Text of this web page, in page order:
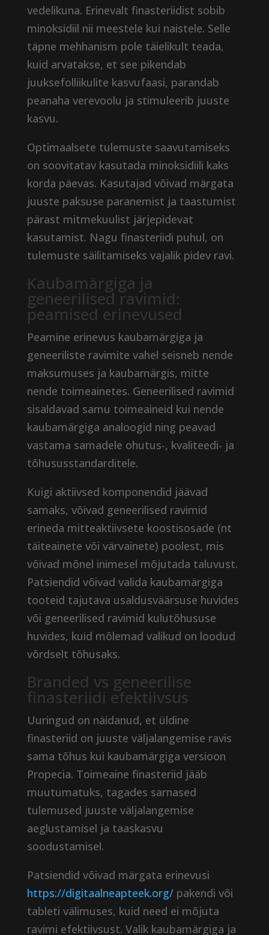
vedelikuna. Erinevalt finasteriidist sobib
minoksidiil nii meestele kui naistele. Selle
täpne mehhanism pole täielikult teada,
kuid arvatakse, et see pikendab
juuksefolliikulite kasvufaasi, parandab
peanaha verevoolu ja stimuleerib juuste
kasvu.
Optimaalsete tulemuste saavutamiseks
on soovitatav kasutada minoksidiili kaks
korda päevas. Kasutajad võivad märgata
juuste paksuse paranemist ja taastumist
pärast mitmekuulist järjepidevat
kasutamist. Nagu finasteriidi puhul, on
tulemuste säilitamiseks vajalik pidev ravi.
Kaubamärgiga ja
geneerilised ravimid:
peamised erinevused
Peamine erinevus kaubamärgiga ja
geneeriliste ravimite vahel seisneb nende
maksumuses ja kaubamärgis, mitte
nende toimeainetes. Geneerilised ravimid
sisaldavad samu toimeaineid kui nende
kaubamärgiga analoogid ning peavad
vastama samadele ohutus-, kvaliteedi- ja
tõhususstandarditele.
Kuigi aktiivsed komponendid jäävad
samaks, võivad geneerilised ravimid
erineda mitteaktiivsete koostisosade (nt
täiteainete või värvainete) poolest, mis
võivad mõnel inimesel mõjutada taluvust.
Patsiendid võivad valida kaubamärgiga
tooteid tajutava usaldusväärsuse huvides
või geneerilised ravimid kulutõhususe
huvides, kuid mõlemad valikud on loodud
võrdselt tõhusaks.
Branded vs geneerilise
finasteriidi efektiivsus
Uuringud on näidanud, et üldine
finasteriid on juuste väljalangemise ravis
sama tõhus kui kaubamärgiga versioon
Propecia. Toimeaine finasteriid jääb
muutumatuks, tagades sarnased
tulemused juuste väljalangemise
aeglustamisel ja taaskasvu
soodustamisel.
Patsiendid võivad märgata erinevusi
https://digitaalneapteek.org/pakendi või
tableti välimuses, kuid need ei mõjuta
ravimi efektiivsust. Valik kaubamärgiga ja